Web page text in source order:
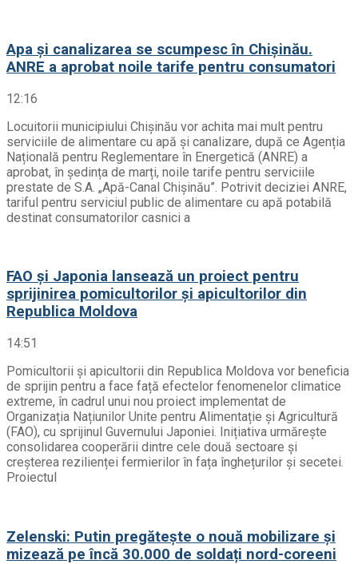
Apa și canalizarea se scumpesc în Chișinău.
ANRE a aprobat noile tarife pentru consumatori
12:16
Locuitorii municipiului Chișinău vor achita mai mult pentru
serviciile de alimentare cu apă și canalizare, după ce Agenția
Națională pentru Reglementare în Energetică (ANRE) a
aprobat, în ședința de marți, noile tarife pentru serviciile
prestate de S.A. „Apă-Canal Chișinău”. Potrivit deciziei ANRE,
tariful pentru serviciul public de alimentare cu apă potabilă
destinat consumatorilor casnici a
FAO și Japonia lansează un proiect pentru
sprijinirea pomicultorilor și apicultorilor din
Republica Moldova
14:51
Pomicultorii și apicultorii din Republica Moldova vor beneficia
de sprijin pentru a face față efectelor fenomenelor climatice
extreme, în cadrul unui nou proiect implementat de
Organizația Națiunilor Unite pentru Alimentație și Agricultură
(FAO), cu sprijinul Guvernului Japoniei. Inițiativa urmărește
consolidarea cooperării dintre cele două sectoare și
creșterea rezilienței fermierilor în fața înghețurilor și secetei.
Proiectul
Zelenski: Putin pregătește o nouă mobilizare și
mizează pe încă 30.000 de soldați nord-coreeni